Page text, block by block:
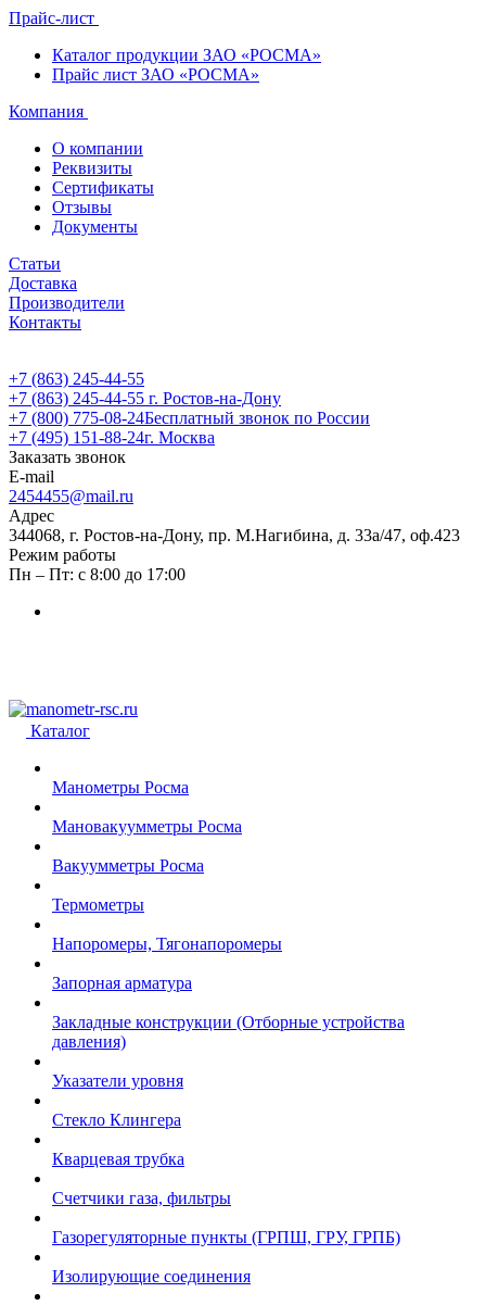
Прайс-лист
Каталог продукции ЗАО «РОСМА»
Прайс лист ЗАО «РОСМА»
Компания
О компании
Реквизиты
Сертификаты
Отзывы
Документы
Статьи
Доставка
Производители
Контакты
+7 (863) 245-44-55
+7 (863) 245-44-55 г. Ростов-на-Дону
+7 (800) 775-08-24Бесплатный звонок по России
+7 (495) 151-88-24г. Москва
Заказать звонок
E-mail
2454455@mail.ru
Адрес
344068, г. Ростов-на-Дону, пр. М.Нагибина, д. 33а/47, оф.423
Режим работы
Пн – Пт: с 8:00 до 17:00
Каталог
Манометры Росма
Мановакуумметры Росма
Вакуумметры Росма
Термометры
Напоромеры, Тягонапоромеры
Запорная арматура
Закладные конструкции (Отборные устройства
давления)
Указатели уровня
Стекло Клингера
Кварцевая трубка
Счетчики газа, фильтры
Газорегуляторные пункты (ГРПШ, ГРУ, ГРПБ)
Изолирующие соединения